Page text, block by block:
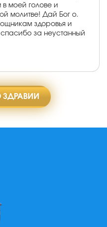
моей голове и
молитве! Дай Бог о.
здоровья и
за неустанный